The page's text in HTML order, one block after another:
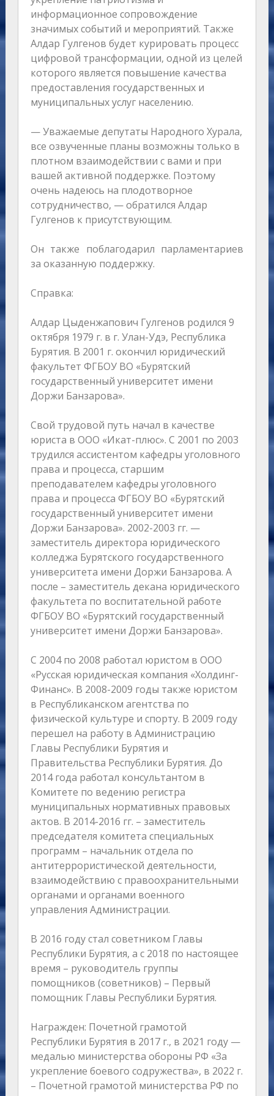
информационное сопровождение
значимых событий и мероприятий. Также
Алдар Гулгенов будет курировать процесс
цифровой трансформации, одной из целей
которого является повышение качества
предоставления государственных и
муниципальных услуг населению.
— Уважаемые депутаты Народного Хурала,
все озвученные планы возможны только в
плотном взаимодействии с вами и при
вашей активной поддержке. Поэтому
очень надеюсь на плодотворное
сотрудничество, — обратился Алдар
Гулгенов к присутствующим.
Он также поблагодарил парламентариев
за оказанную поддержку.
Справка:
Алдар Цыденжапович Гулгенов родился 9
октября 1979 г. в г. Улан-Удэ, Республика
Бурятия. В 2001 г. окончил юридический
факультет ФГБОУ ВО «Бурятский
государственный университет имени
Доржи Банзарова».
Свой трудовой путь начал в качестве
юриста в ООО «Икат-плюс». С 2001 по 2003
трудился ассистентом кафедры уголовного
права и процесса, старшим
преподавателем кафедры уголовного
права и процесса ФГБОУ ВО «Бурятский
государственный университет имени
Доржи Банзарова». 2002-2003 гг. —
заместитель директора юридического
колледжа Бурятского государственного
университета имени Доржи Банзарова. А
после – заместитель декана юридического
факультета по воспитательной работе
ФГБОУ ВО «Бурятский государственный
университет имени Доржи Банзарова».
С 2004 по 2008 работал юристом в ООО
«Русская юридическая компания «Холдинг-
Финанс». В 2008-2009 годы также юристом
в Республиканском агентства по
физической культуре и спорту. В 2009 году
перешел на работу в Администрацию
Главы Республики Бурятия и
Правительства Республики Бурятия. До
2014 года работал консультантом в
Комитете по ведению регистра
муниципальных нормативных правовых
актов. В 2014-2016 гг. – заместитель
председателя комитета специальных
программ – начальник отдела по
антитеррористической деятельности,
взаимодействию с правоохранительными
органами и органами военного
управления Администрации.
В 2016 году стал советником Главы
Республики Бурятия, а с 2018 по настоящее
время – руководитель группы
помощников (советников) – Первый
помощник Главы Республики Бурятия.
Награжден: Почетной грамотой
Республики Бурятия в 2017 г., в 2021 году —
медалью министерства обороны РФ «За
укрепление боевого содружества», в 2022 г.
– Почетной грамотой министерства РФ по